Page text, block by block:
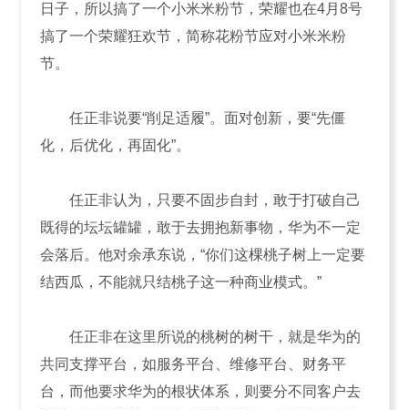
日子，所以搞了一个小米米粉节，荣耀也在4月8号
搞了一个荣耀狂欢节，简称花粉节应对小米米粉
节。
任正非说要“削足适履”。面对创新，要“先僵
化，后优化，再固化”。
任正非认为，只要不固步自封，敢于打破自己
既得的坛坛罐罐，敢于去拥抱新事物，华为不一定
会落后。他对余承东说，“你们这棵桃子树上一定要
结西瓜，不能就只结桃子这一种商业模式。”
任正非在这里所说的桃树的树干，就是华为的
共同支撑平台，如服务平台、维修平台、财务平
台，而他要求华为的根状体系，则要分不同客户去